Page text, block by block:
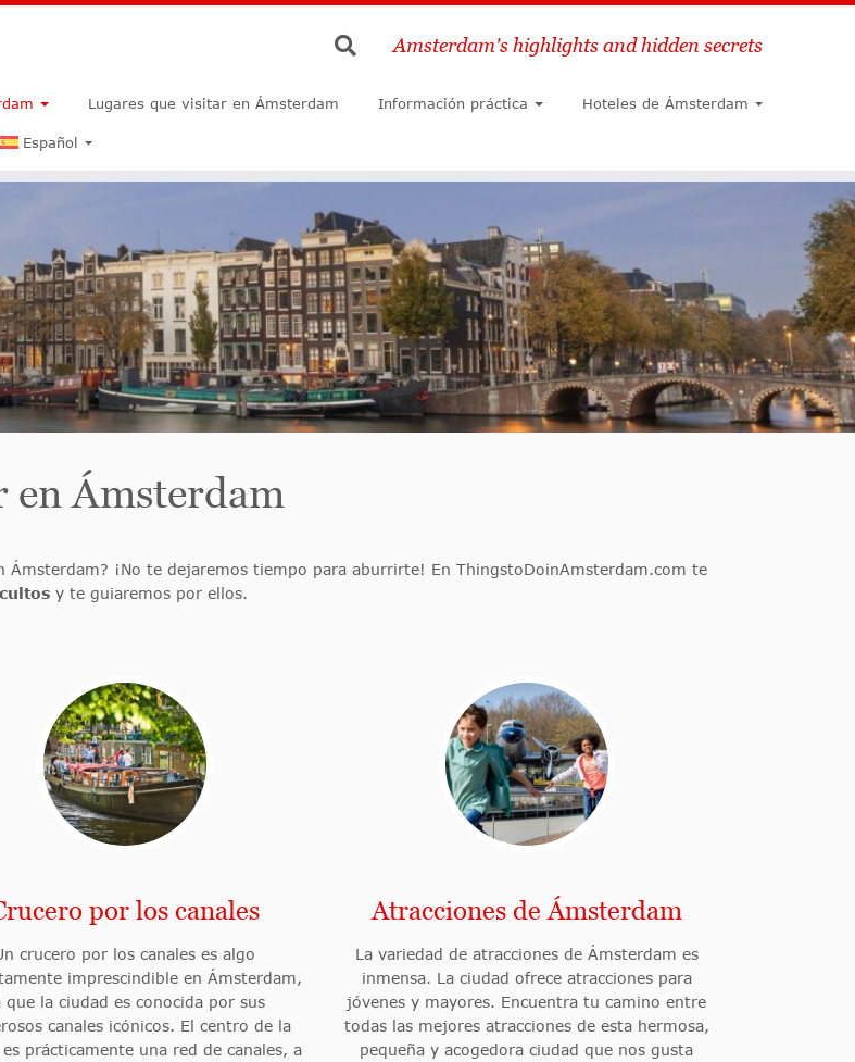
Buscar
Amsterdam's highlights and hidden secrets
Lugares que visitar en Ámsterdam Información práctica Hoteles de Ámsterdam
Español
en Ámsterdam
¡No te dejaremos tiempo para aburrirte! En ThingstoDoinAmsterdam.com te
y te guiaremos por ellos.
por los canales
crucero por los canales es algo
imprescindible en Ámsterdam,
que la ciudad es conocida por sus
canales icónicos. El centro de la
prácticamente una red de canales, a
Atracciones de Ámsterdam
La variedad de atracciones de Ámsterdam es
inmensa. La ciudad ofrece atracciones para
jóvenes y mayores. Encuentra tu camino entre
todas las mejores atracciones de esta hermosa,
pequeña y acogedora ciudad que nos gusta